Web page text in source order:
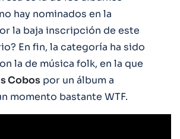
hay nominados en la
la baja inscripción de este
En fin, la categoría ha sido
la de música folk, en la que
Cobos por un álbum a
momento bastante WTF.